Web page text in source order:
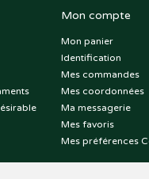
Mon compte
Mon panier
Identification
Mes commandes
Mes coordonnées
Ma messagerie
Mes favoris
Mes préférences